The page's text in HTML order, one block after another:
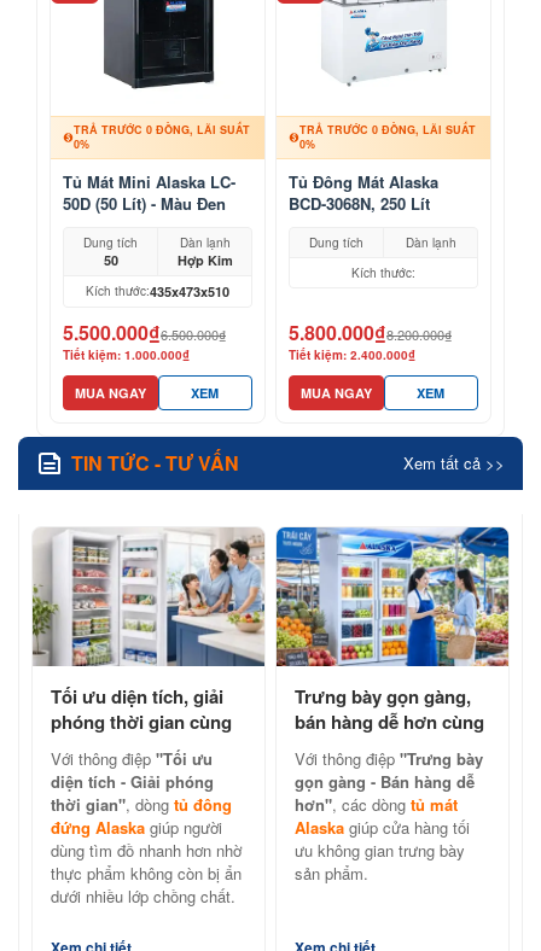
TRẢ TRƯỚC 0 ĐỒNG, LÃI SUẤT
0%
Tủ Mát Mini Alaska LC-
50D (50 Lít) - Màu Đen
Dung tích
50
Dàn lạnh
Hợp Kim
Kích thước:435x473x510
5.500.000₫6.500.000₫
Tiết kiệm: 1.000.000₫
MUA NGAY XEM
TRẢ TRƯỚC 0 ĐỒNG, LÃI SUẤT
0%
Tủ Đông Mát Alaska
BCD-3068N, 250 Lít
Dung tích
Dàn lạnh
Kích thước:
5.800.000₫8.200.000₫
Tiết kiệm: 2.400.000₫
MUA NGAY XEM
TIN TỨC - TƯ VẤN Xem tất cả >>
Tối ưu diện tích, giải
phóng thời gian cùng
tủ đông đứng Alaska
Với thông điệp "Tối ưu
diện tích - Giải phóng
thời gian", dòng tủ đông
đứng Alaska giúp người
dùng tìm đồ nhanh hơn nhờ
thực phẩm không còn bị ẩn
dưới nhiều lớp chồng chất.
Trưng bày gọn gàng,
bán hàng dễ hơn cùng
tủ mát Alaska chính
hãng
Với thông điệp "Trưng bày
gọn gàng - Bán hàng dễ
hơn", các dòng tủ mát
Alaska giúp cửa hàng tối
ưu không gian trưng bày
sản phẩm.